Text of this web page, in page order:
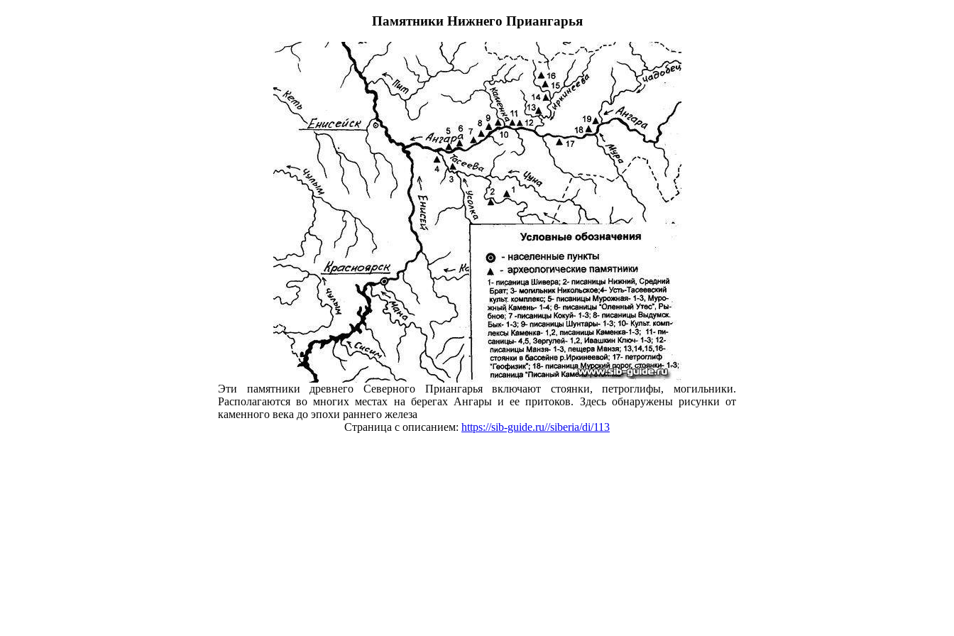
Памятники Нижнего Приангарья
Эти памятники древнего Северного Приангарья включают стоянки, петроглифы, могильники.
Располагаются во многих местах на берегах Ангары и ее притоков. Здесь обнаружены рисунки от
каменного века до эпохи раннего железа
Страница с описанием: https://sib-guide.ru//siberia/di/113